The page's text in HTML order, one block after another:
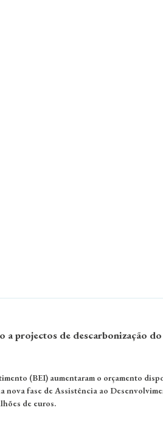
a projectos de descarbonização
(BEI) aumentaram o orçamento
nova fase de Assistência ao
de euros.